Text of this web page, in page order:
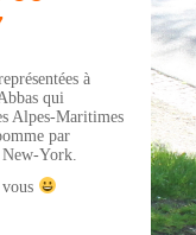
à
qui
Alpes-Maritimes
par
York.
vous